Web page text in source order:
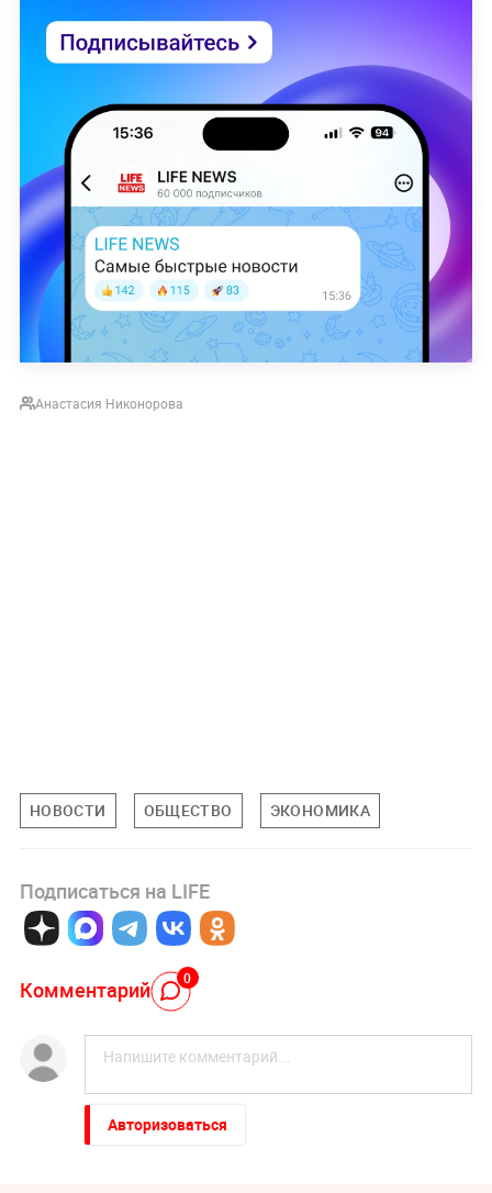
Анастасия Никонорова
НОВОСТИ ОБЩЕСТВО ЭКОНОМИКА
Подписаться на LIFE
Комментарий 0
Авторизоваться